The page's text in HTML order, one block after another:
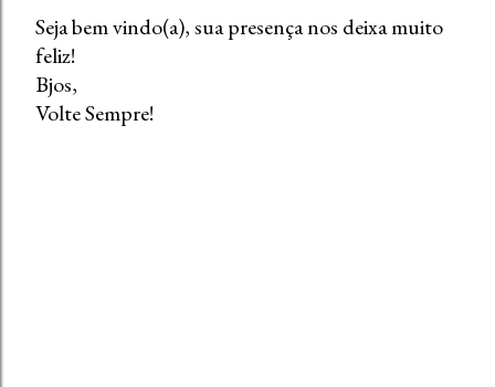
P
o
s
Seja bem vindo(a), sua presença nos deixa muito
feliz!
Bjos,
Volte Sempre!